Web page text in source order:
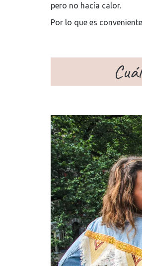
pero no hacía calor.
Por lo que es